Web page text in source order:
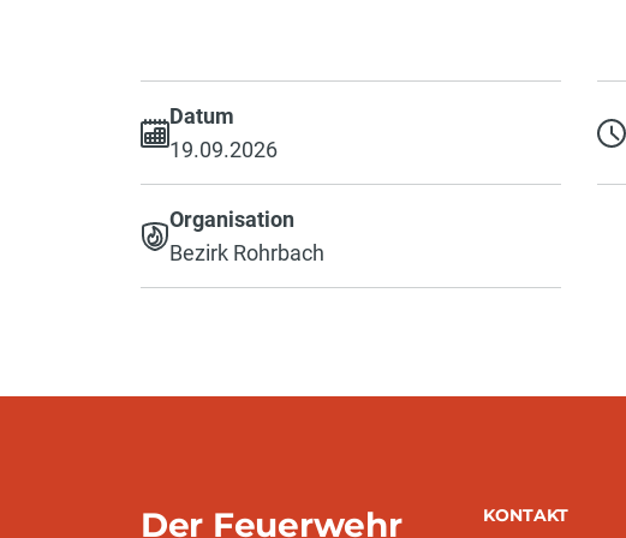
Datum
19.09.2026
Organisation
Bezirk Rohrbach
Der Feuerwehr KONTAKT